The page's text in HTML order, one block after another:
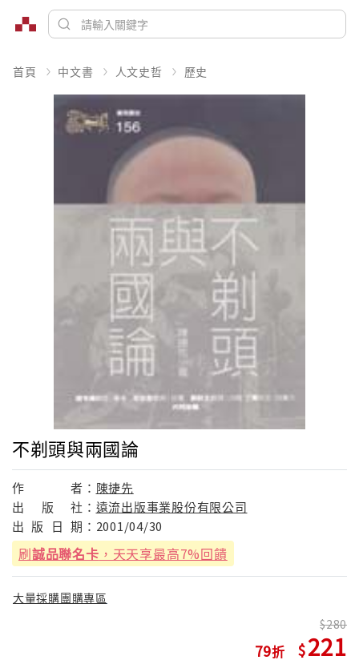
首頁 中文書 人文史哲 歷史
不剃頭與兩國論
作 者： 陳捷先
出
版 社： 遠流出版事業股份有限公司
出 版 日 期： 2001/04/30
刷誠品聯名卡 ，天天享最高7%回饋
大量採購團購專區
79
280
221